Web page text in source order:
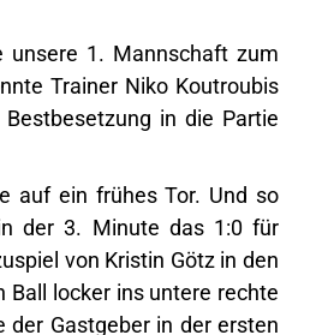
unsere 1. Mannschaft zum
Trainer Niko Koutroubis
in die Partie
auf ein frühes Tor. Und so
der 3. Minute das 1:0 für
von Kristin Götz in den
Ball locker ins untere rechte
der Gastgeber in der ersten